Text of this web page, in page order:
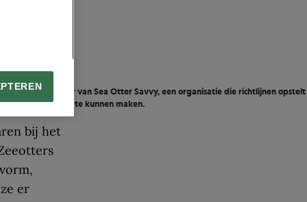
niet
Ze is ­directeur van Sea Otter Savvy, een organisatie die richtlijnen opstelt
een mooie foto te kunnen maken.
bij het
er